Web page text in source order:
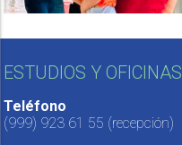
ESTUDIOS Y OFICINAS
Teléfono
(999) 923 61 55 (recepción)